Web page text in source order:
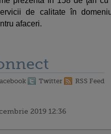
de calitate în
afaceri.
Twitter RSS Feed
2019 12:36